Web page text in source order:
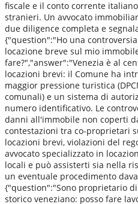
fiscale e il conto corrente
stranieri. Un avvocato
due diligence completa e
{"question":"Ho una
locazione breve sul mio
fare?","answer":"Venezia è al
locazioni brevi: il Comune ha
maggior pressione turistica
comunali) e un sistema di
numero identificativo. Le
danni all'immobile non coperti
contestazioni tra co-proprietari
locazioni brevi, violazioni del
avvocato specializzato in
locali e può assisterti sia nella
un eventuale procedimento
{"question":"Sono proprietario
storico veneziano: posso fare